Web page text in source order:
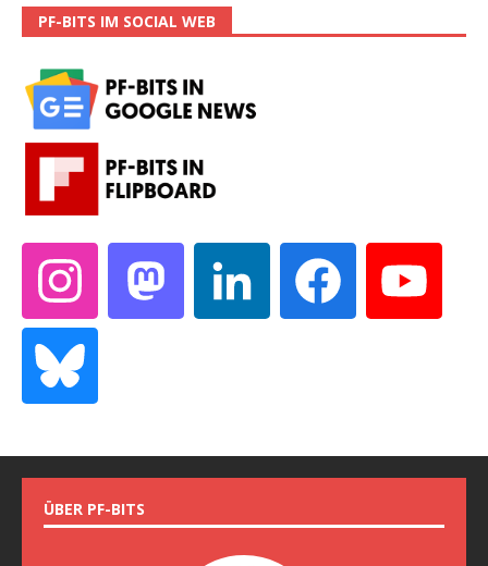
PF-BITS IM SOCIAL WEB
ÜBER PF-BITS